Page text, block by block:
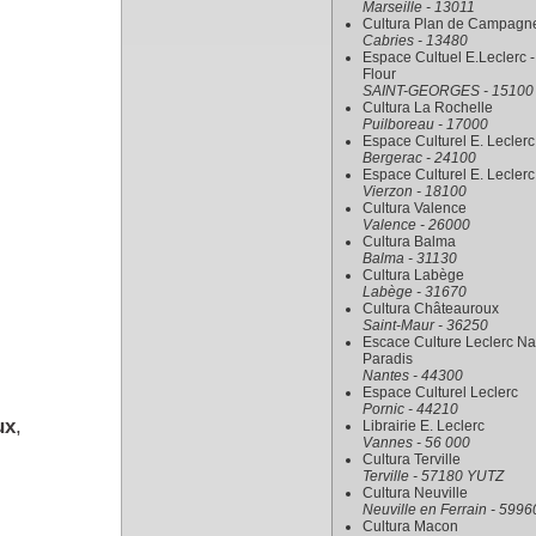
Marseille - 13011
Cultura Plan de
Cabries - 13480
Espace Cultuel E.Leclerc
Flour
SAINT-GEORGES - 15100
Cultura La Rochelle
Puilboreau - 17000
Espace Culturel E. Leclerc
Bergerac - 24100
Espace Culturel E. Leclerc
Vierzon - 18100
Cultura Valence
Valence - 26000
Cultura Balma
Balma - 31130
Cultura Labège
Labège - 31670
Cultura Châteauroux
Saint-Maur - 36250
Escace Culture Leclerc
Paradis
Nantes - 44300
Espace Culturel Leclerc
Pornic - 44210
Librairie E. Leclerc
Vannes - 56 000
Cultura Terville
Terville - 57180 YUTZ
Cultura Neuville
Neuville en Ferrain -
Cultura Macon
,